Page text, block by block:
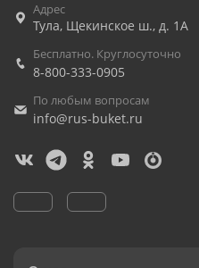
Адрес
Тула, Щекинское ш., д. 1А
Бесплатно. Круглосуточно
8-800-333-0905
По любым вопросам
info@rus-buket.ru